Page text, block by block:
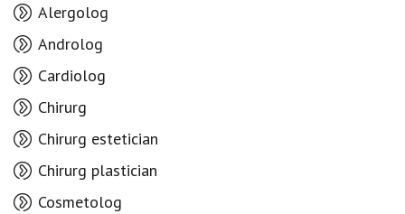
Alergolog
Androlog
Cardiolog
Chirurg
Chirurg estetician
Chirurg plastician
Cosmetolog